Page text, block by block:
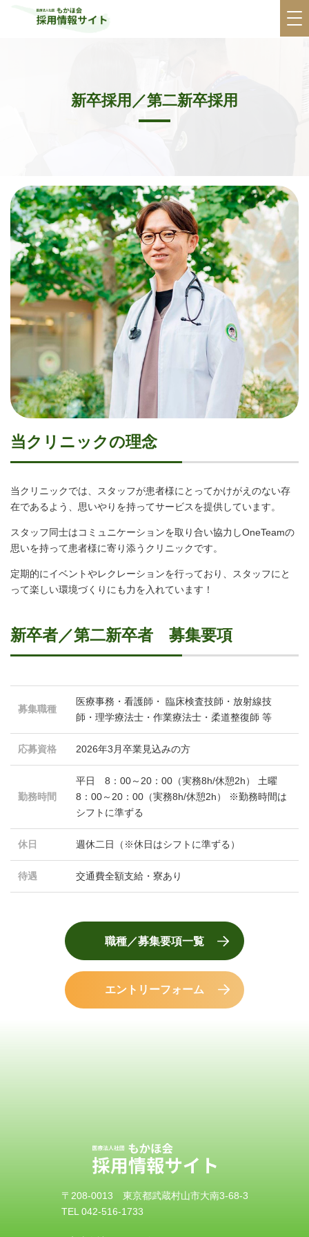
新卒採用／第二新卒採用
当クリニックの理念
当クリニックでは、スタッフが患者様にとってかけがえのない存
在であるよう、思いやりを持ってサービスを提供しています。
スタッフ同士はコミュニケーションを取り合い協力しOneTeamの
思いを持って患者様に寄り添うクリニックです。
定期的にイベントやレクレーションを行っており、スタッフにと
って楽しい環境づくりにも力を入れています！
新卒者／第二新卒者 募集要項
募集職種
医療事務・看護師・ 臨床検査技師・放射線技
師・理学療法士・作業療法士・柔道整復師 等
応募資格 2026年3月卒業見込みの方
勤務時間
平日 8：00～20：00（実務8h/休憩2h） 土曜
8：00～20：00（実務8h/休憩2h） ※勤務時間は
シフトに準ずる
休日 週休二日（※休日はシフトに準ずる）
待遇 交通費全額支給・寮あり
職種／募集要項一覧
エントリーフォーム
〒208-0013 東京都武蔵村山市大南3-68-3
TEL 042-516-1733